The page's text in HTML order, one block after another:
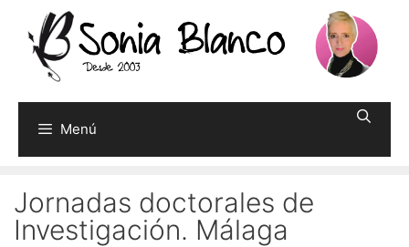
contenido
Menú
Jornadas doctorales de
Investigación. Málaga